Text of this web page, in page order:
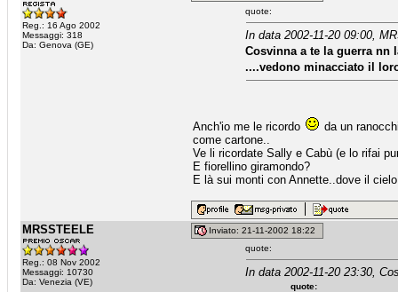
Reg.: 16 Ago 2002
Messaggi: 318
Da: Genova (GE)
quote:
In data 2002-11-20 09:00,
Cosvinna a te la guerra
....vedono minacciato il
Anch'io me le ricordo
da un
come cartone..
Ve li ricordate Sally e Cabù (e lo rifai
E fiorellino giramondo?
E là sui monti con Annette..dove il
MRSSTEELE
Reg.: 08 Nov 2002
Messaggi: 10730
Da: Venezia (VE)
Inviato: 21-11-2002 18:22
quote:
In data 2002-11-20 23:30,
quote: